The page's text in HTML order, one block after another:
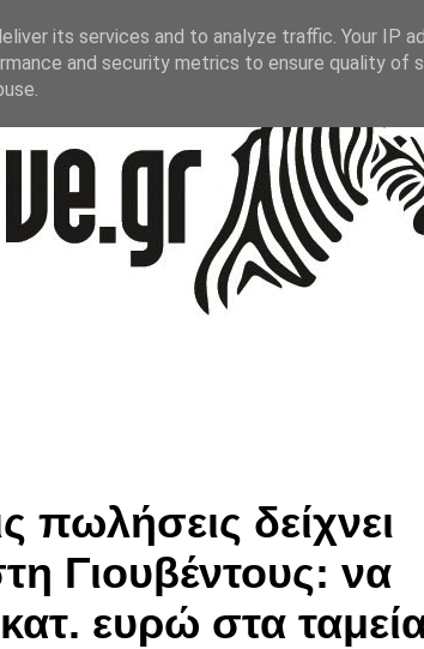
πωλήσεις δείχνει
Γιουβέντους: να
ευρώ στα
its services and to analyze traffic. Your IP
and security metrics to ensure quality of